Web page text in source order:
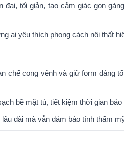
tối giản, tạo cảm giác gọn
ai yêu thích phong cách nội thất
chế cong vênh và giữ form dáng
bề mặt tủ, tiết kiệm thời gian bảo
dài mà vẫn đảm bảo tính thẩm